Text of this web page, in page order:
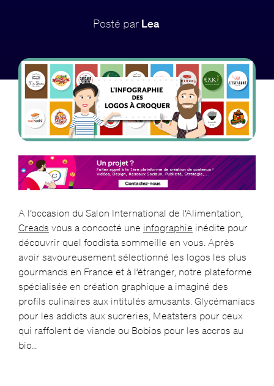
Posté par Lea
A l’occasion du Salon International de l’Alimentation,
Creads vous a concocté une infographie inédite pour
découvrir quel foodista sommeille en vous. Après
avoir savoureusement sélectionné les logos les plus
gourmands en France et à l’étranger, notre plateforme
spécialisée en création graphique a imaginé des
profils culinaires aux intitulés amusants. Glycémaniacs
pour les addicts aux sucreries, Meatsters pour ceux
qui raffolent de viande ou Bobios pour les accros au
bio…